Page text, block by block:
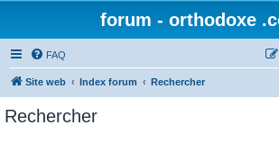
forum - orthodoxe
FAQ
Site web Index forum Rechercher
Rechercher